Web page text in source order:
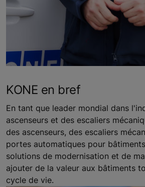
KONE en bref
En tant que leader mondial dans
ascenseurs et des escaliers
des ascenseurs, des escaliers
portes automatiques pour
solutions de modernisation et de
ajouter de la valeur aux bâtiments
cycle de vie.